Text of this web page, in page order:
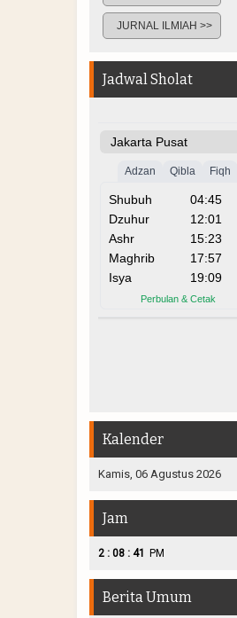
JURNAL ILMIAH >>
Jadwal Sholat
Kalender
Kamis, 06 Agustus 2026
Jam
2 : 08 : 42 PM
Berita Umum